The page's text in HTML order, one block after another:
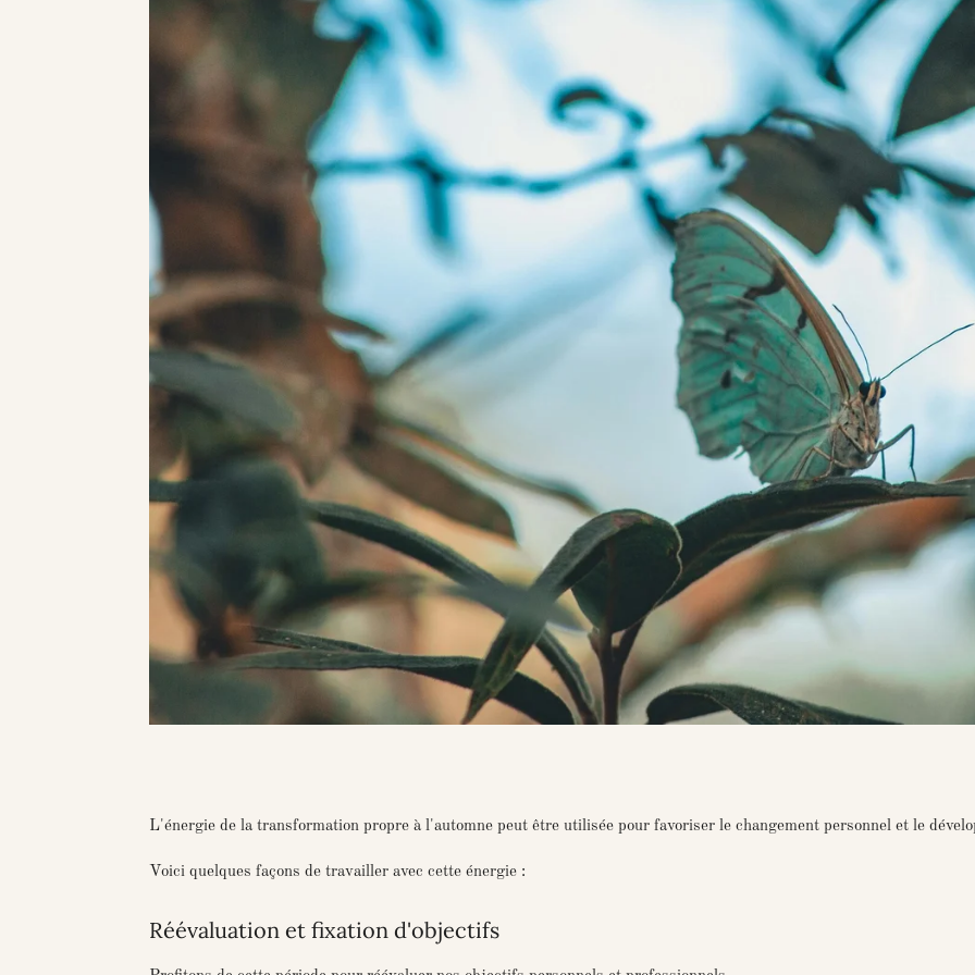
L'énergie de la transformation propre à l'automne peut être utilisée pour favoriser le changement personnel et le
Voici quelques façons de travailler avec cette énergie :
Réévaluation et fixation d'objectifs